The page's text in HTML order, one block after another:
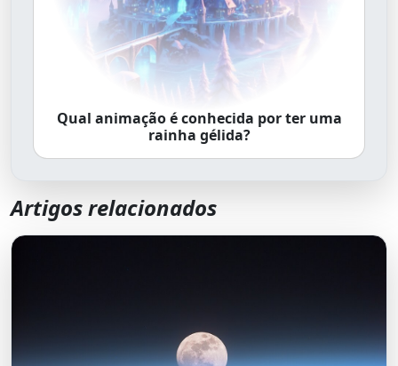
Qual animação é conhecida por ter uma
rainha gélida?
Artigos relacionados